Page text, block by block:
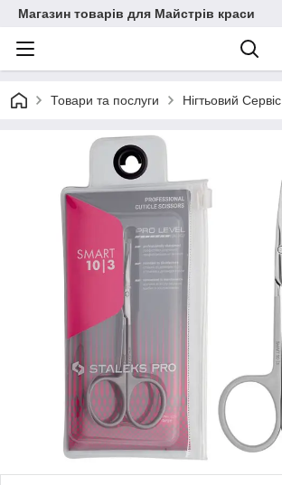
Магазин товарів для Майстрів краси
Товари та послуги Нігтьовий Сервіс